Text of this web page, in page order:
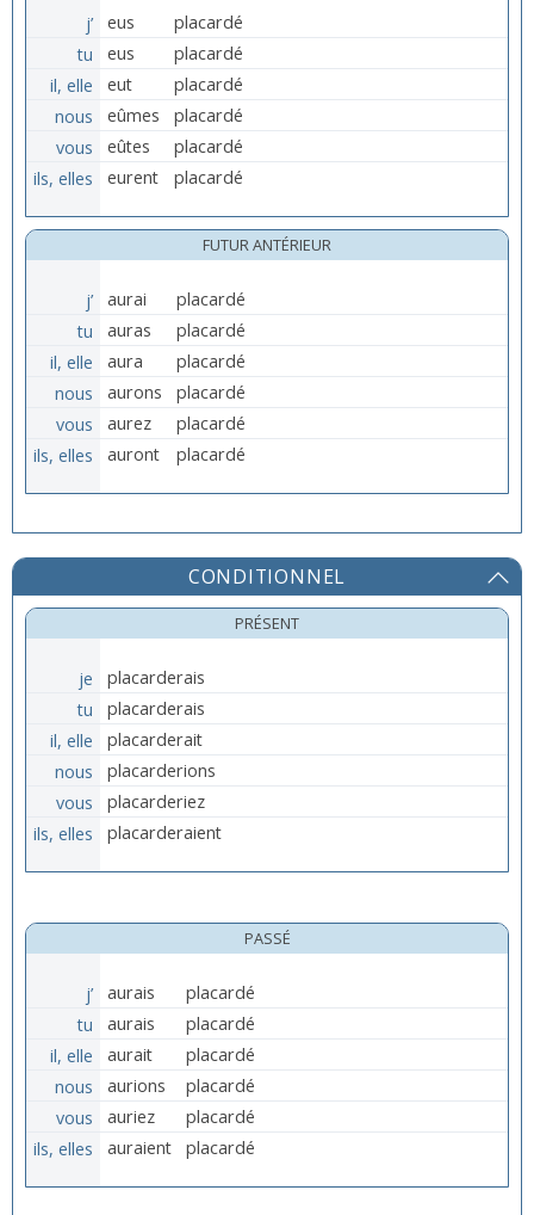
j’ eus
placardé
tu
eus
placardé
il, elle
eut
placardé
nous
eûmes
placardé
vous
eûtes
placardé
ils, elles
eurent placardé
FUTUR ANTÉRIEUR
j’ aurai
placardé
tu
auras
placardé
il, elle
aura
placardé
nous
aurons
placardé
vous
aurez
placardé
ils, elles
auront placardé
CONDITIONNEL
PRÉSENT
je
placarderais
tu
placarderais
il, elle
placarderait
nous
placarderions
vous
placarderiez
ils, elles
placarderaient
PASSÉ
j’ aurais
placardé
tu
aurais
placardé
il, elle
aurait
placardé
nous
aurions
placardé
vous
auriez
placardé
ils, elles
auraient placardé